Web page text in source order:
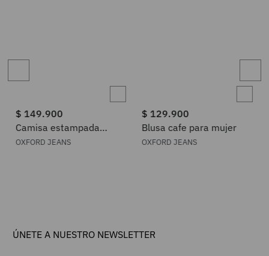
$ 149.900
Camisa estampada
manga corta para mujer
OXFORD JEANS
$ 129.900
Blusa cafe para mujer
OXFORD JEANS
ÚNETE A NUESTRO NEWSLETTER